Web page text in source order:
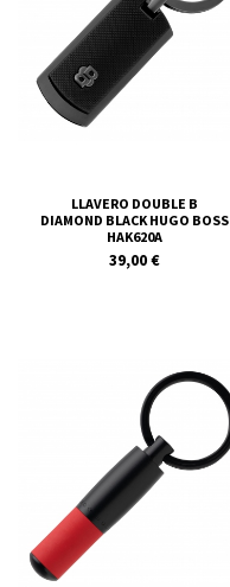
LLAVERO DOUBLE B
DIAMOND BLACK HUGO BOSS
HAK620A
39,00 €